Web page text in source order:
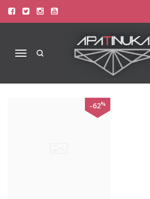
Navigacija
PREKIŲ PAIEŠKA -
Prekių paieška
-62%